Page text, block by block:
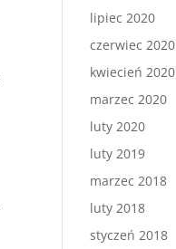
lipiec 2020
czerwiec 2020
kwiecień 2020
marzec 2020
luty 2020
luty 2019
marzec 2018
luty 2018
styczeń 2018